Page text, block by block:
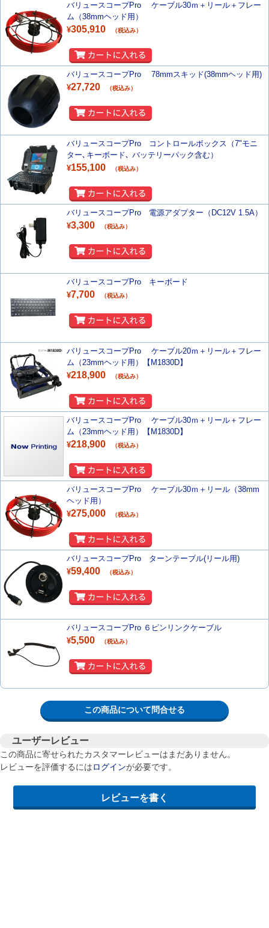
バリュースコープPro ケーブル30ｍ＋リール＋フレー
ム（38mmヘッド用）
¥305,910 （税込み）
バリュースコープPro 78mmスキッド(38mmヘッド用)
¥27,720 （税込み）
バリュースコープPro コントロールボックス（7"モニ
ター､キーボード､ バッテリーパック含む）
¥155,100 （税込み）
バリュースコープPro 電源アダプター（DC12V 1.5A）
¥3,300 （税込み）
バリュースコープPro キーボード
¥7,700 （税込み）
バリュースコープPro ケーブル20ｍ＋リール＋フレー
ム（23mmヘッド用）【M1830D】
¥218,900 （税込み）
バリュースコープPro ケーブル30ｍ＋リール＋フレー
ム（23mmヘッド用）【M1830D】
¥218,900 （税込み）
バリュースコープPro ケーブル30ｍ＋リール（38mm
ヘッド用）
¥275,000 （税込み）
バリュースコープPro ターンテーブル(リール用)
¥59,400 （税込み）
バリュースコープPro ６ピンリンクケーブル
¥5,500 （税込み）
この商品について問合せる
ユーザーレビュー
この商品に寄せられたカスタマーレビューはまだありません。
レビューを評価するにはログインが必要です。